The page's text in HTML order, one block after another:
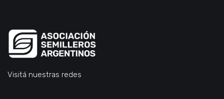
Visitá nuestras redes